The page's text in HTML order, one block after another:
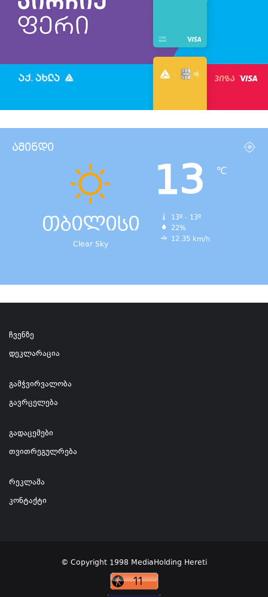
ამინდი
თბილისი
Clear Sky
13 ℃
13º - 13º
22%
12.35 km/h
ჩვენზე
დეკლარაცია
გამჭვირვალობა
გავრცელება
გადაცემები
თვითრეგულრება
რეკლამა
კონტაქტი
© Copyright 1998 MediaHolding Hereti